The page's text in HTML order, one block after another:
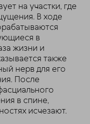
на участки, где
В ходе
в
жизни и
также
нерв для его
После
в спине,
исчезают.